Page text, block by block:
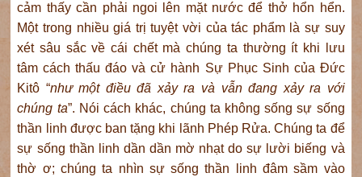
cảm thấy cần phải ngoi lên mặt nước để thở hổn hển.
Một trong nhiều giá trị tuyệt vời của tác phẩm là sự suy
xét sâu sắc về cái chết mà chúng ta thường ít khi lưu
tâm cách thấu đáo và cử hành Sự Phục Sinh của Đức
Kitô “như một điều đã xảy ra và vẫn đang xảy ra với
chúng ta”. Nói cách khác, chúng ta không sống sự sống
thần linh được ban tặng khi lãnh Phép Rửa. Chúng ta để
sự sống thần linh dần dần mờ nhạt do sự lười biếng và
thờ ơ; chúng ta nhìn sự sống thần linh đâm sầm vào